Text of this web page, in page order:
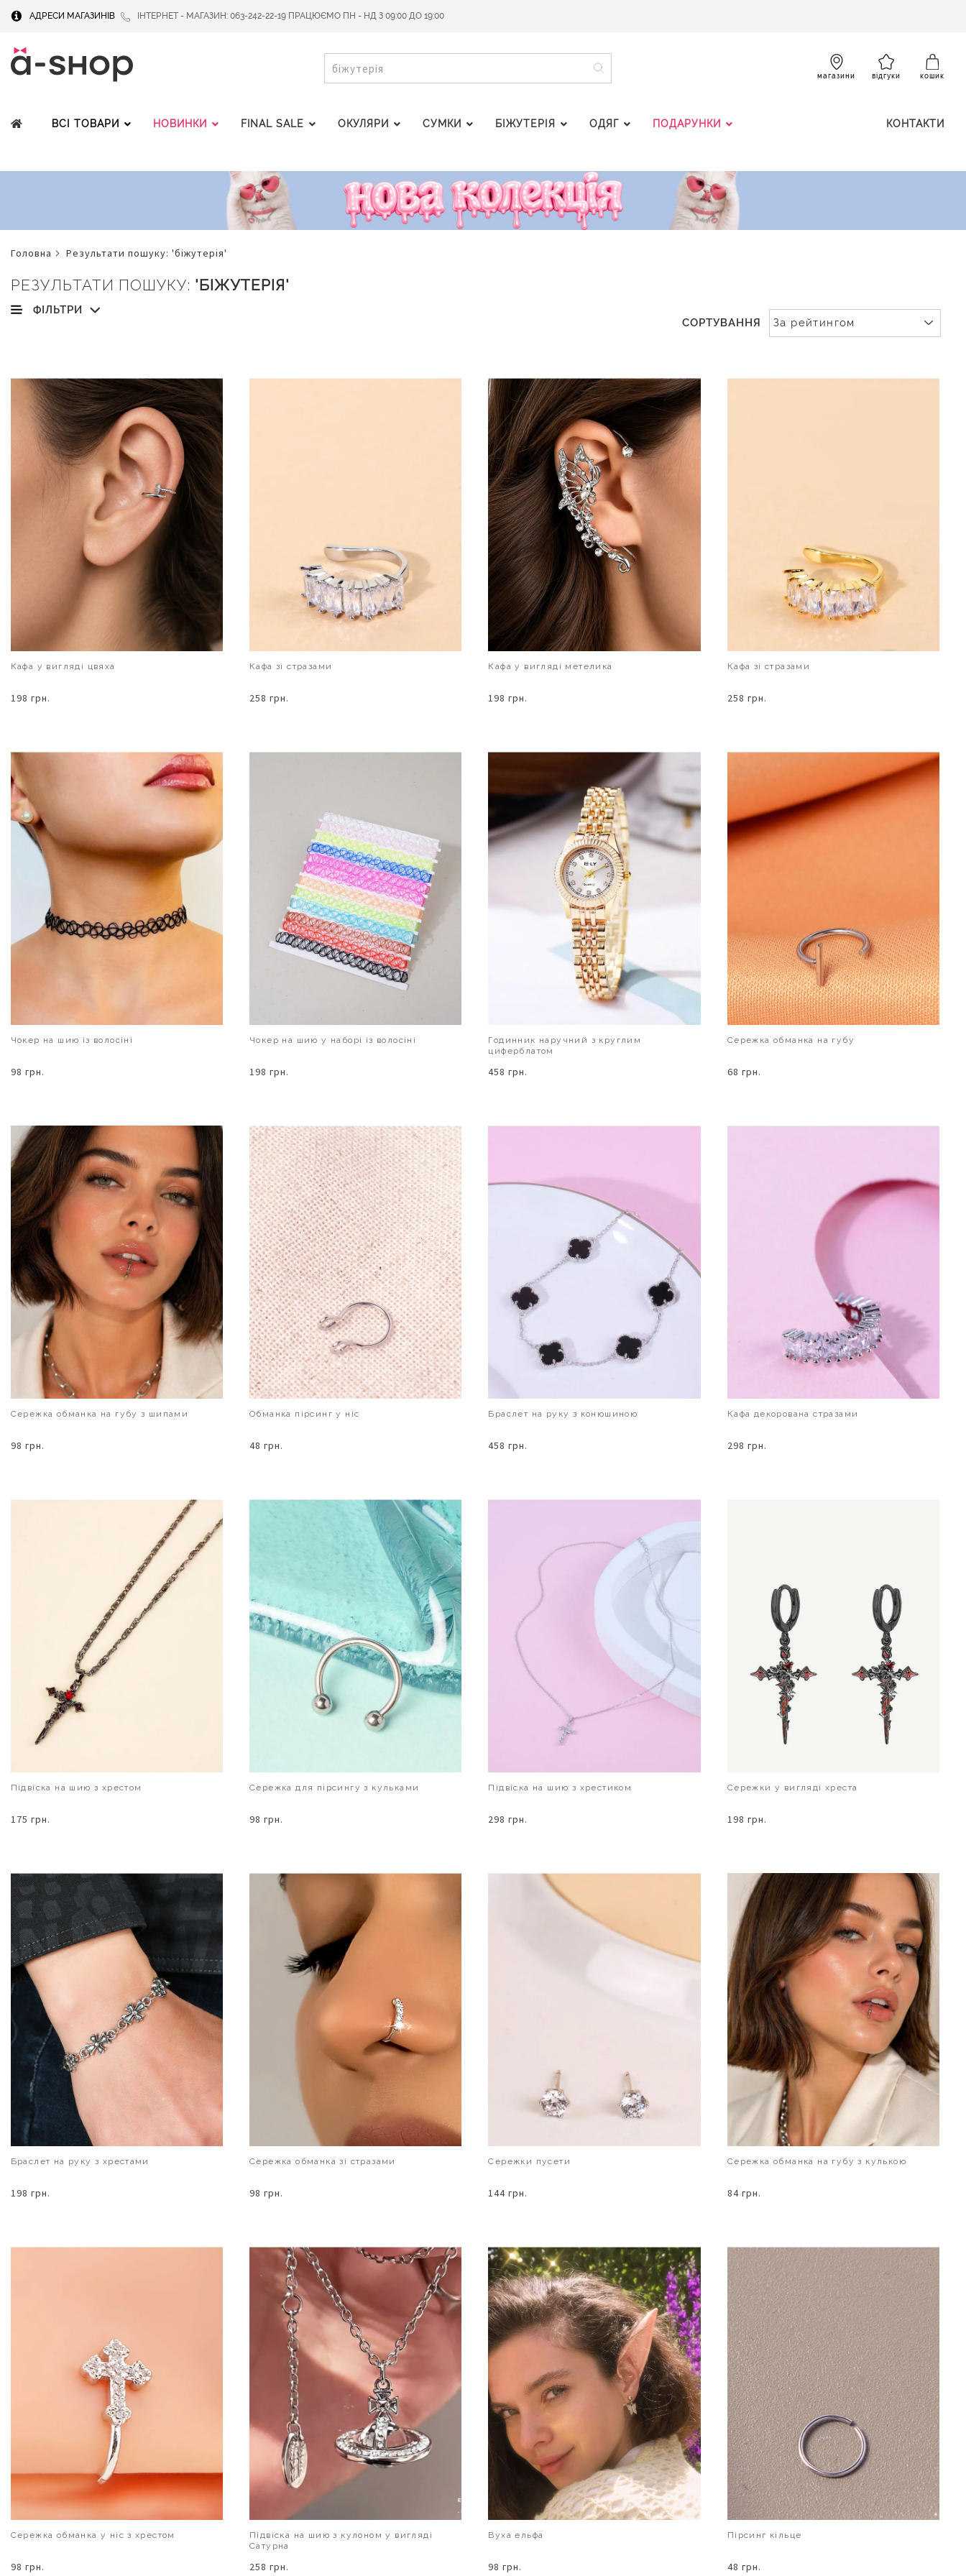
АДРЕСИ МАГАЗИНІВ ІНТЕРНЕТ - МАГАЗИН: 063-242-22-19 ПРАЦЮЄМО ПН - НД З 09:00 ДО 19:00
ПОШУК
ПОШУК
магазини відгуки кошик
ВСІ ТОВАРИ НОВИНКИ FINAL SALE ОКУЛЯРИ СУМКИ БІЖУТЕРІЯ ОДЯГ ПОДАРУНКИ КОНТАКТИ
головна результати пошуку: 'біжутерія'
РЕЗУЛЬТАТИ ПОШУКУ: 'БІЖУТЕРІЯ'
ФІЛЬТРИ
СОРТУВАННЯ
Кафа у вигляді цвяха
198 грн.
Кафа зі стразами
258 грн.
Кафа у вигляді метелика
198 грн.
Кафа зі стразами
258 грн.
Чокер на шию із волосіні
98 грн.
Чокер на шию у наборі із волосіні
198 грн.
Годинник наручний з круглим
циферблатом
458 грн.
Сережка обманка на губу
68 грн.
Сережка обманка на губу з шипами
98 грн.
Обманка пірсинг у ніс
48 грн.
Браслет на руку з конюшиною
458 грн.
Кафа декорована стразами
298 грн.
Підвіска на шию з хрестом
175 грн.
Сережка для пірсингу з кульками
98 грн.
Підвіска на шию з хрестиком
298 грн.
Сережки у вигляді хреста
198 грн.
Браслет на руку з хрестами
198 грн.
Сережка обманка зі стразами
98 грн.
Сережки пусети
144 грн.
Сережка обманка на губу з кулькою
84 грн.
Сережка обманка у ніс з хрестом
98 грн.
Підвіска на шию з кулоном у вигляді
Сатурна
258 грн.
Вуха ельфа
98 грн.
Пірсинг кільце
48 грн.